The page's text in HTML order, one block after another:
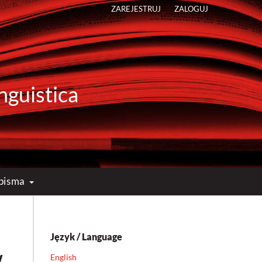
ZAREJESTRUJ ZALOGUJ
Język / Language
English